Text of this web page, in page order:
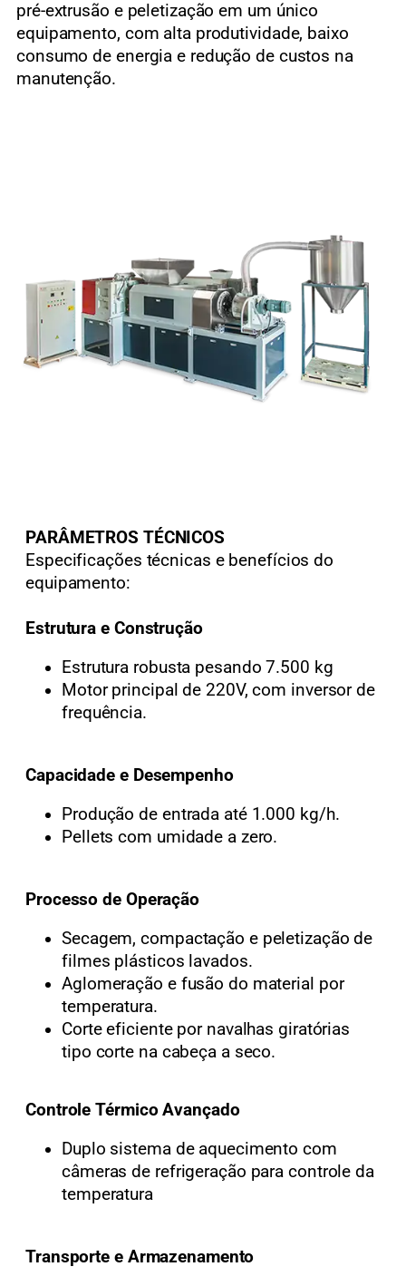
pré-extrusão e peletização em um único
equipamento, com alta produtividade, baixo
consumo de energia e redução de custos na
manutenção.
PARÂMETROS TÉCNICOS
Especificações técnicas e benefícios do
equipamento:
Estrutura e Construção
Estrutura robusta pesando 7.500 kg
Motor principal de 220V, com inversor de
frequência.
Capacidade e Desempenho
Produção de entrada até 1.000 kg/h.
Pellets com umidade a zero.
Processo de Operação
Secagem, compactação e peletização de
filmes plásticos lavados.
Aglomeração e fusão do material por
temperatura.
Corte eficiente por navalhas giratórias
tipo corte na cabeça a seco.
Controle Térmico Avançado
Duplo sistema de aquecimento com
câmeras de refrigeração para controle da
temperatura
Transporte e Armazenamento